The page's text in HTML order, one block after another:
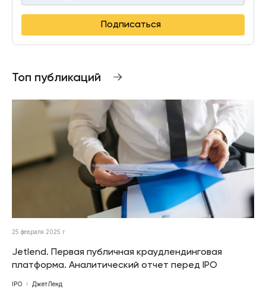
Подписаться
Топ публикаций
25 февраля 2025 г.
Jetlend. Первая публичная краудлендинговая
платформа. Аналитический отчет перед IPO
IPO ДжетЛенд